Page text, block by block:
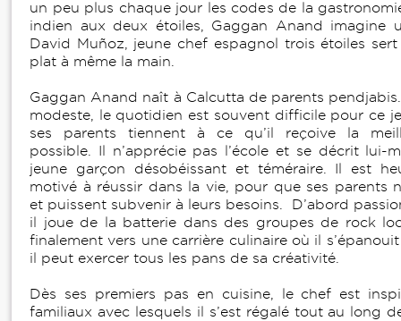
un peu plus chaque jour les codes de la
indien aux deux étoiles, Gaggan Anand imagine
David Muñoz, jeune chef espagnol trois étoiles
plat à même la main.
Gaggan Anand naît à Calcutta de parents
modeste, le quotidien est souvent difficile pour ce
ses parents tiennent à ce qu’il reçoive la
possible. Il n’apprécie pas l’école et se décrit lui-
jeune garçon désobéissant et téméraire. Il est
motivé à réussir dans la vie, pour que ses parents
et puissent subvenir à leurs besoins. D’abord
il joue de la batterie dans des groupes de rock
finalement vers une carrière culinaire où il
il peut exercer tous les pans de sa créativité.
Dès ses premiers pas en cuisine, le chef est
familiaux avec lesquels il s’est régalé tout au long